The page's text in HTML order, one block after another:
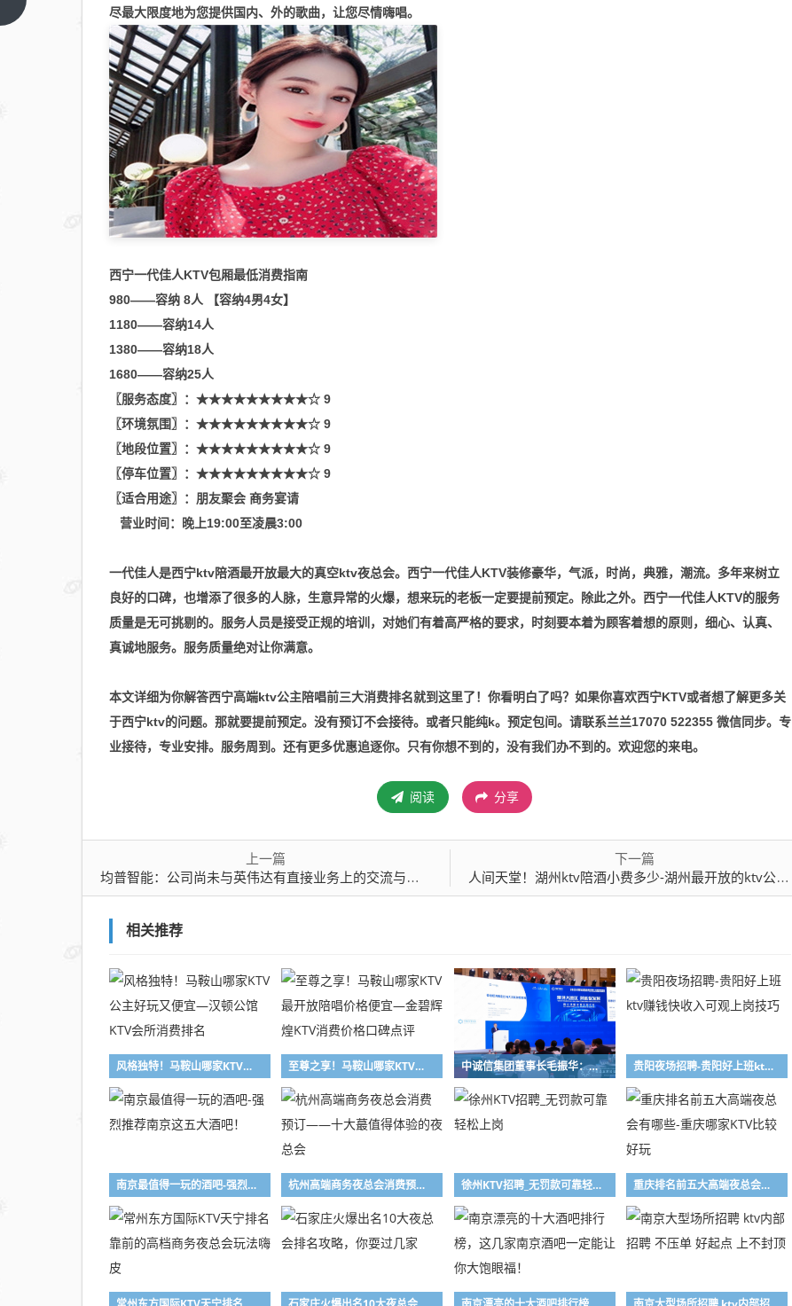
尽最大限度地为您提供国内、外的歌曲，让您尽情嗨唱。
西宁一代佳人KTV包厢最低消费指南
980——容纳 8人 【容纳4男4女】
1180——容纳14人
1380——容纳18人
1680——容纳25人
〖服务态度〗：★★★★★★★★★☆ 9
〖环境氛围〗：★★★★★★★★★☆ 9
〖地段位置〗：★★★★★★★★★☆ 9
〖停车位置〗：★★★★★★★★★☆ 9
〖适合用途〗：朋友聚会 商务宴请
营业时间：晚上19:00至凌晨3:00
一代佳人是西宁ktv陪酒最开放最大的真空ktv夜总会。西宁一代佳人KTV装修豪华，气派，时尚，典雅，潮流。多年来树立
良好的口碑，也增添了很多的人脉，生意异常的火爆，想来玩的老板一定要提前预定。除此之外。西宁一代佳人KTV的服务
质量是无可挑剔的。服务人员是接受正规的培训，对她们有着高严格的要求，时刻要本着为顾客着想的原则，细心、认真、
真诚地服务。服务质量绝对让你满意。
本文详细为你解答西宁高端ktv公主陪唱前三大消费排名就到这里了！你看明白了吗？如果你喜欢西宁KTV或者想了解更多关
于西宁ktv的问题。那就要提前预定。没有预订不会接待。或者只能纯k。预定包间。请联系兰兰17070 522355 微信同步。专
业接待，专业安排。服务周到。还有更多优惠追逐你。只有你想不到的，没有我们办不到的。欢迎您的来电。
阅读 分享
上一篇
均普智能：公司尚未与英伟达有直接业务上的交流与合作
下一篇
人间天堂！湖州ktv陪酒小费多少-湖州最开放的ktv公主前三大消费排行
相关推荐
风格独特！马鞍山哪家KTV公主好玩又便宜—汉顿公馆KTV会所消费排名 至尊之享！马鞍山哪家KTV最开放陪唱价格便宜—金碧辉煌KTV消费价格口碑点评 中诚信集团董事长毛振华：深圳和香港各有优势 能形成良性的竞争 贵阳夜场招聘-贵阳好上班ktv赚钱快收入可观上岗技巧
南京最值得一玩的酒吧-强烈推荐南京这五大酒吧！ 杭州高端商务夜总会消费预订——十大蕞值得体验的夜总会 徐州KTV招聘_无罚款可靠轻松上岗 重庆排名前五大高端夜总会有哪些-重庆哪家KTV比较好玩